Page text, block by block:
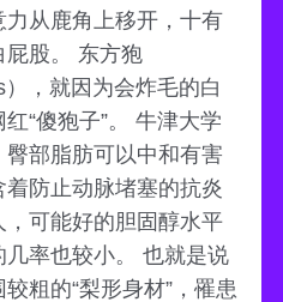
从鹿角上移开，十有
屁股。 东方狍
），就因为会炸毛的白
“傻狍子”。 牛津大学
部脂肪可以中和有害
防止动脉堵塞的抗炎
可能好的胆固醇水平
率也较小。 也就是说
粗的“梨形身材”，罹患